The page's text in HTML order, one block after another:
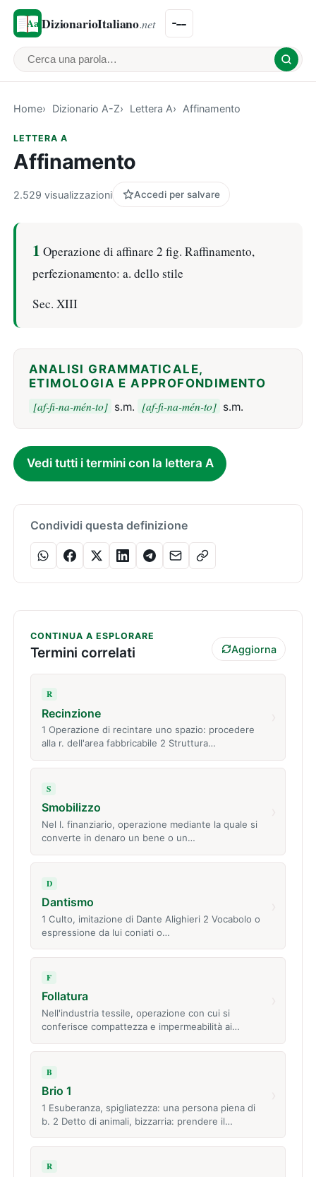
DizionarioItaliano.net
Cerca una parola
Home Dizionario A-Z Lettera A Affinamento
LETTERA A
Affinamento
2.529 visualizzazioni Accedi per salvare
1 Operazione di affinare 2 fig. Raffinamento,
perfezionamento: a. dello stile
Sec. XIII
ANALISI GRAMMATICALE,
ETIMOLOGIA E APPROFONDIMENTO
[af-fi-na-mén-to] s.m. [af-fi-na-mén-to] s.m.
Vedi tutti i termini con la lettera A
Condividi questa definizione
CONTINUA A ESPLORARE
Termini correlati Aggiorna
R
Recinzione
1 Operazione di recintare uno spazio: procedere
alla r. dell'area fabbricabile 2 Struttura…
S
Smobilizzo
Nel l. finanziario, operazione mediante la quale si
converte in denaro un bene o un…
D
Dantismo
1 Culto, imitazione di Dante Alighieri 2 Vocabolo o
espressione da lui coniati o…
F
Follatura
Nell'industria tessile, operazione con cui si
conferisce compattezza e impermeabilità ai…
B
Brio 1
1 Esuberanza, spigliatezza: una persona piena di
b. 2 Detto di animali, bizzarria: prendere il…
R